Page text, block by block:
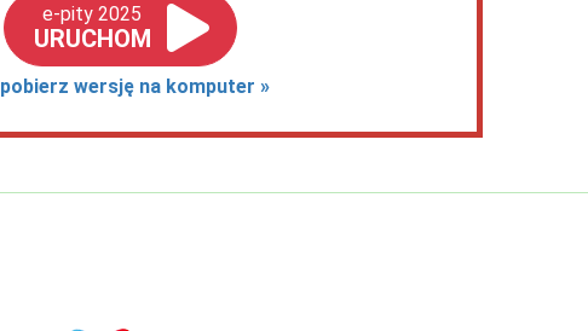
e-pity 2025
URUCHOM
pobierz wersję na komputer